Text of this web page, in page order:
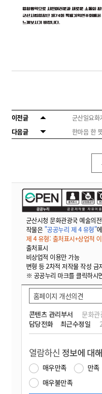
이전글
군산일요화
다음글
한마음 한
군산시청 문화관광국 예술의
작물은 "공공누리 제 4 유형"
제 4 유형: 출처표시+상업적
출처표시
비상업적 이용만 가능
변형 등 2차적 저작물 작성 금
※ 공공누리 마크를 클릭하시
콘텐츠 관리부서
문화관
담당전화
최근수정일
홈페이지 개선의견
열람하신 정보에 대
매우만족 만족
매우불만족